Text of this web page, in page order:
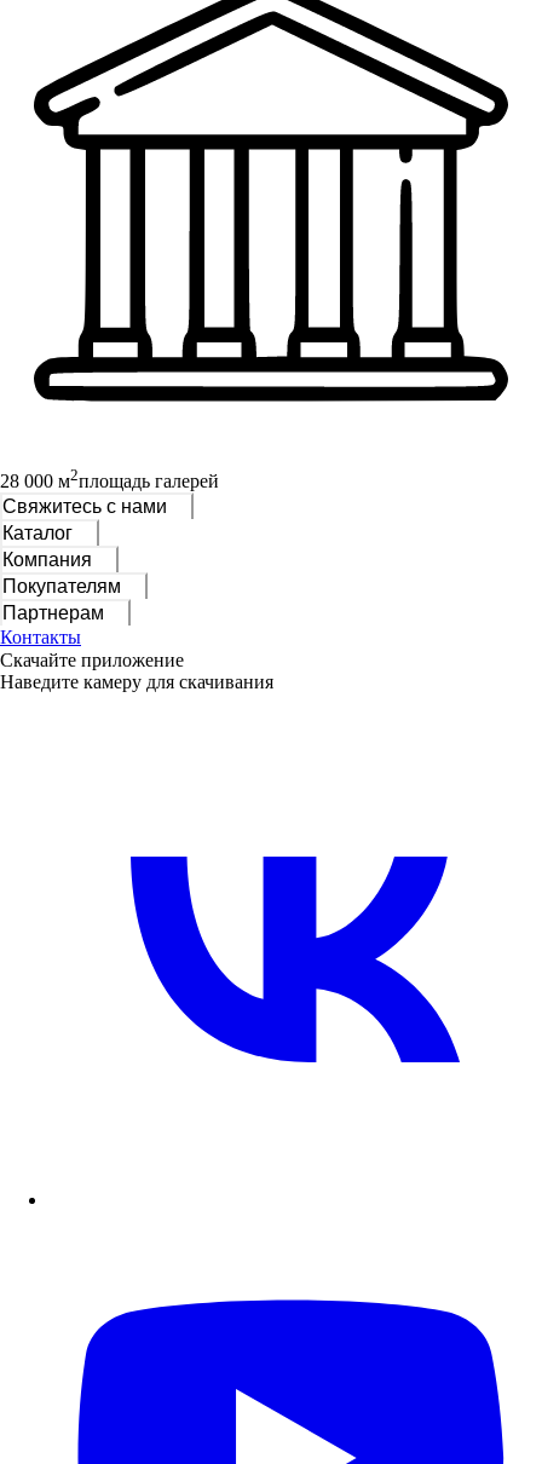
28 000 м2площадь галерей
Свяжитесь с нами
Каталог
Компания
Покупателям
Партнерам
Контакты
Скачайте приложение
Наведите камеру для скачивания